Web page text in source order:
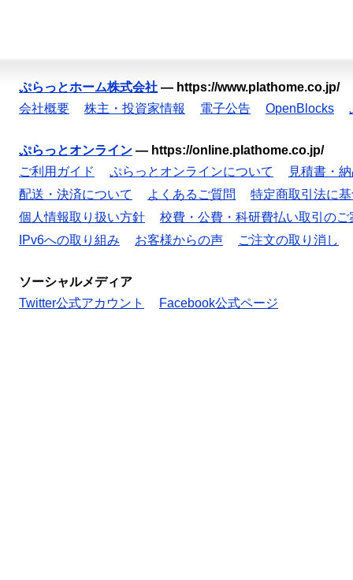
ぷらっとホーム株式会社 — https://www.plathome.co.jp/
会社概要
株主・投資家情報 電子公告 OpenBlocks
ぷらっとオンライン — https://online.plathome.co.jp/
ご利用ガイド
ぷらっとオンラインについて
見積書・
配送・決済について
よくあるご質問
特定商取引法に
個人情報取り扱い方針
校費・公費・科研費払い取引のご
IPv6への取り組み
お客様からの声 ご注文の取り消し
ソーシャルメディア
Twitter公式アカウント
Facebook公式ページ